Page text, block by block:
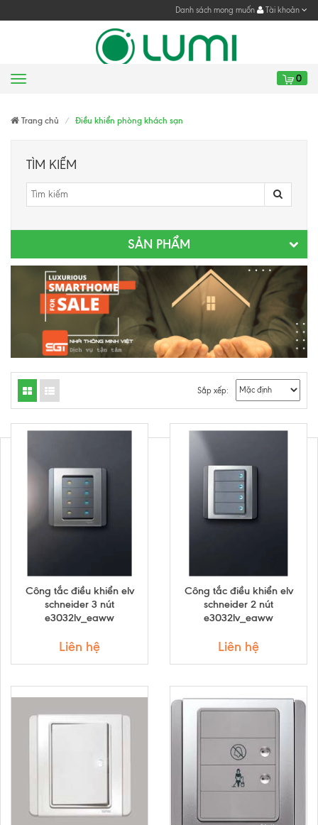
Danh sách mong muốn Tài khoản
Menu 0
Trang chủ Điều khiển phòng khách sạn
TÌM KIẾM
SẢN PHẨM
Sắp xếp:
Công tắc điều khiển elv
schneider 3 nút
e3032lv_eaww
Liên hệ
Công tắc điều khiển elv
schneider 2 nút
e3032lv_eaww
Liên hệ